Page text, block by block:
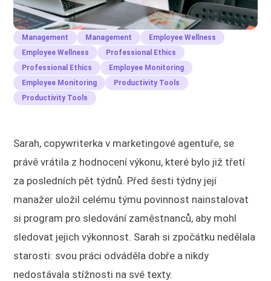
Management Management
Employee Wellness
Employee Wellness
Professional Ethics
Professional Ethics
Employee Monitoring
Employee Monitoring
Productivity Tools
Productivity Tools
Sarah, copywriterka v marketingové agentuře, se
právě vrátila z hodnocení výkonu, které bylo již třetí
za posledních pět týdnů. Před šesti týdny její
manažer uložil celému týmu povinnost nainstalovat
si program pro sledování zaměstnanců, aby mohl
sledovat jejich výkonnost. Sarah si zpočátku nedělala
starosti: svou práci odváděla dobře a nikdy
nedostávala stížnosti na své texty.